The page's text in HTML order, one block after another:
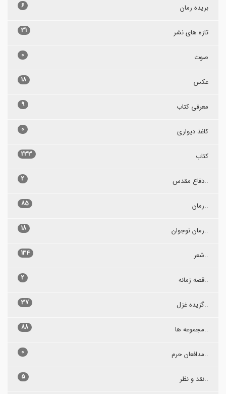
بریده رمان 6
تازه های نشر 31
صوت 0
عکس 18
معرفی کتاب 9
کاغذ دیواری 0
کتاب 233
..دفاع مقدس 2
..رمان 85
..رمان نوجوان 18
..شعر 134
..قصه زمانه 2
..گزیده غزل 37
..مجموعه ها 88
..مدافعان حرم 0
..نقد و نظر 5